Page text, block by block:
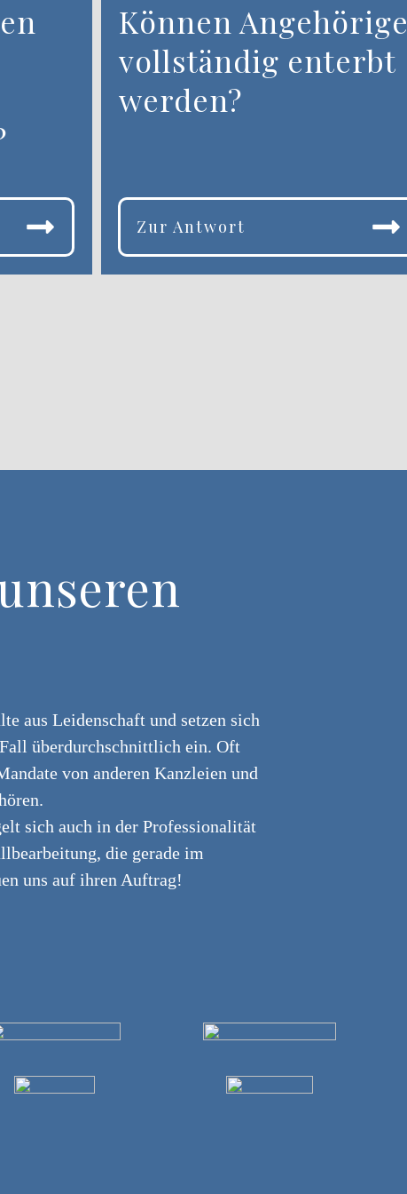
Können Angehörige
vollständig enterbt
werden?
Zur Antwort
aus Leidenschaft und setzen sich
überdurchschnittlich ein. Oft
von anderen Kanzleien und
sich auch in der Professionalität
die gerade im
uns auf ihren Auftrag!